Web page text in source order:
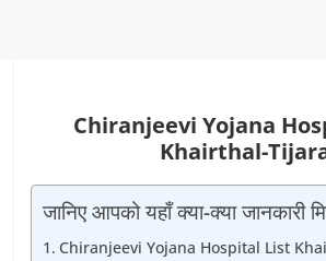
Chiranjeevi Yojana
Khairthal-
जानिए आपको यहाँ क्या-क्या जानकारी
Chiranjeevi Yojana Hospital List